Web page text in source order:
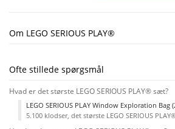
Om LEGO SERIOUS PLAY®
Ofte stillede spørgsmål
Hvad er det største LEGO SERIOUS PLAY® sæt?
LEGO SERIOUS PLAY Window Exploration Bag
5.100 klodser, det største LEGO SERIOUS